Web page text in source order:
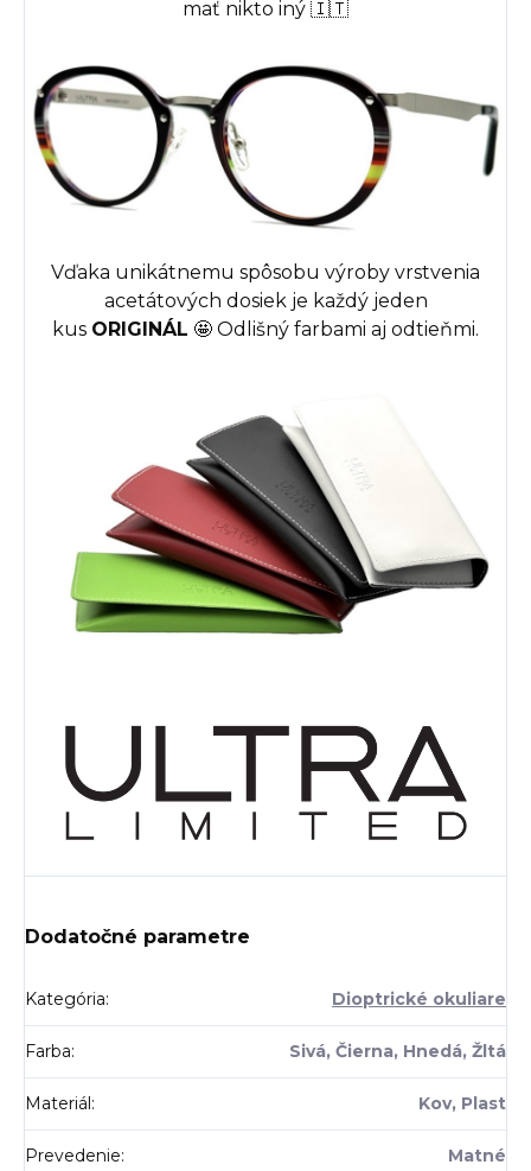
mať nikto iný 🇮🇹
Vďaka unikátnemu spôsobu výroby vrstvenia
acetátových dosiek je každý jeden
kus ORIGINÁL 🤩 Odlišný farbami aj odtieňmi.
Dodatočné parametre
Kategória: Dioptrické okuliare
Farba: Sivá, Čierna, Hnedá, Žltá
Materiál: Kov, Plast
Prevedenie: Matné